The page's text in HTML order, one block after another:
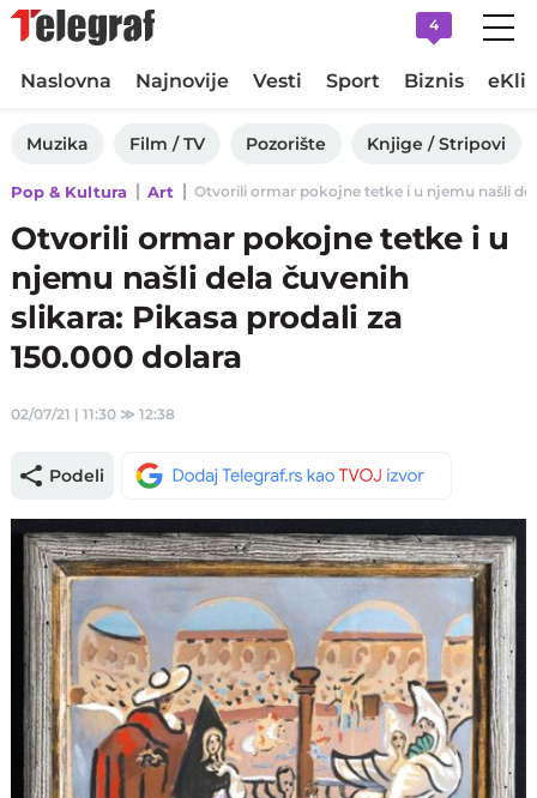
4
Naslovna Najnovije Vesti Sport Biznis
Muzika Film / TV Pozorište Knjige / Stripovi
Pop & Kultura Art Otvorili ormar pokojne tetke i u njemu našli
Otvorili ormar pokojne tetke i u
njemu našli dela čuvenih
slikara: Pikasa prodali za
150.000 dolara
02/07/21 | 11:30 ≫12:38
Podeli